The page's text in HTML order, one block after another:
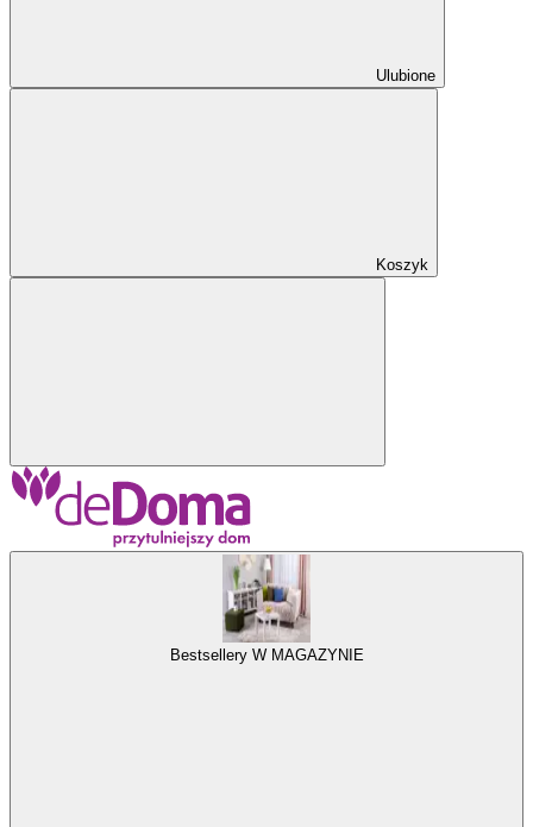
Ulubione
Koszyk
Bestsellery W MAGAZYNIE